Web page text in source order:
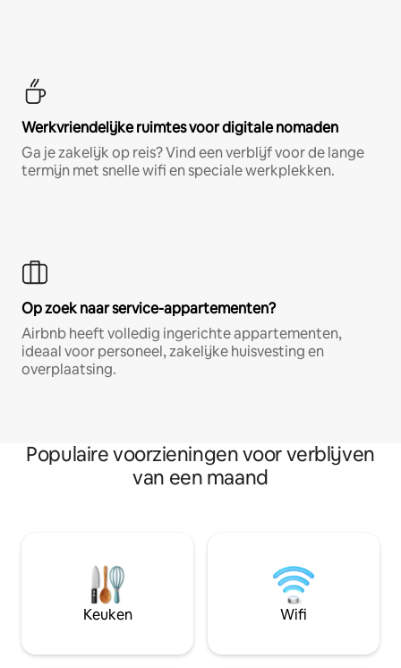
Werkvriendelijke ruimtes voor digitale nomaden
Ga je zakelijk op reis? Vind een verblijf voor de lange
termijn met snelle wifi en speciale werkplekken.
Op zoek naar service-appartementen?
Airbnb heeft volledig ingerichte appartementen,
ideaal voor personeel, zakelijke huisvesting en
overplaatsing.
Populaire voorzieningen voor verblijven
van een maand
Keuken Wifi